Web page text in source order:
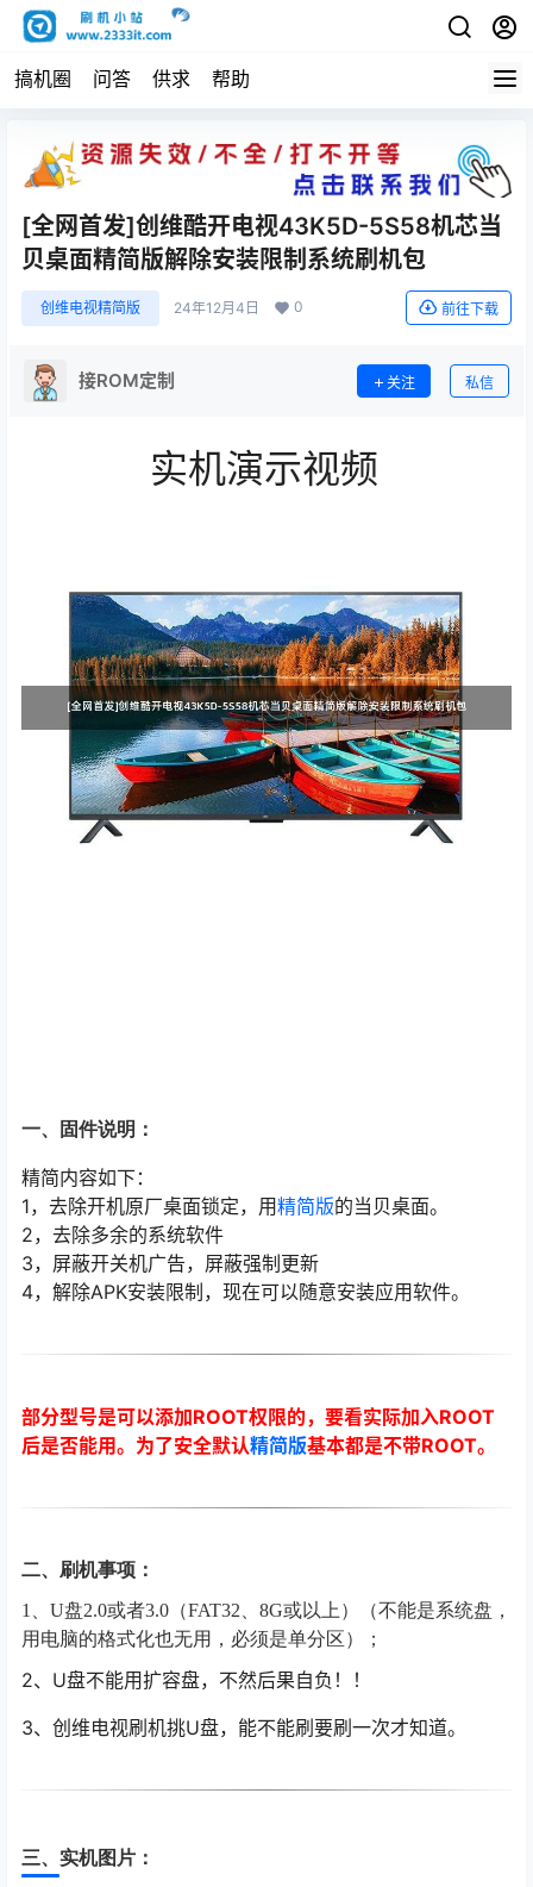
搞机圈 问答 供求 帮助
[全网首发]创维酷开电视43K5D-5S58机芯当
贝桌面精简版解除安装限制系统刷机包
创维电视精简版 24年12月4日 0 前往下载
接ROM定制 关注 私信
实机演示视频
一、固件说明：
精简内容如下：
1，去除开机原厂桌面锁定，用精简版的当贝桌面。
2，去除多余的系统软件
3，屏蔽开关机广告，屏蔽强制更新
4，解除APK安装限制，现在可以随意安装应用软件。
部分型号是可以添加ROOT权限的，要看实际加入ROOT
后是否能用。为了安全默认精简版基本都是不带ROOT。
二、刷机事项：
1、U盘2.0或者3.0（FAT32、8G或以上）（不能是系统盘，
用电脑的格式化也无用，必须是单分区）；
2、U盘不能用扩容盘，不然后果自负！！
3、创维电视刷机挑U盘，能不能刷要刷一次才知道。
三、实机图片：